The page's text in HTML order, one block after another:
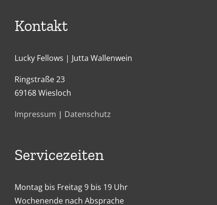
Kontakt
Lucky Fellows | Jutta Wallenwein
Ringstraße 23
69168 Wiesloch
Impressum | Datenschutz
Servicezeiten
Montag bis Freitag 9 bis 19 Uhr
Wochenende nach Absprache